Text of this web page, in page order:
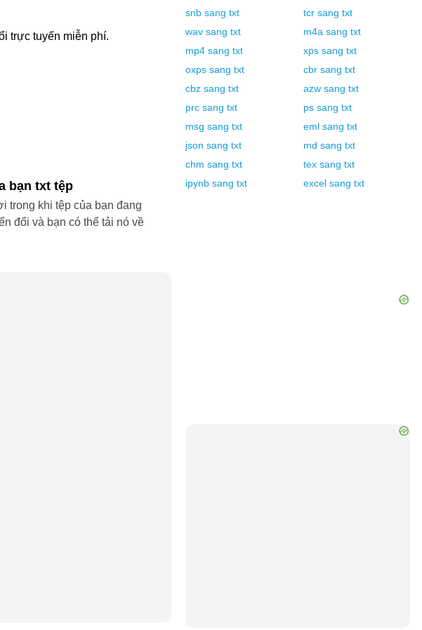
trực tuyến miễn phí.
bạn txt tệp
trong khi tệp của bạn đang
đổi và bạn có thể tải nó về
snb sang txt tcr sang txt
wav sang txt m4a sang txt
mp4 sang txt xps sang txt
oxps sang txt cbr sang txt
cbz sang txt azw sang txt
prc sang txt ps sang txt
msg sang txt eml sang txt
json sang txt md sang txt
chm sang txt tex sang txt
ipynb sang txt excel sang txt